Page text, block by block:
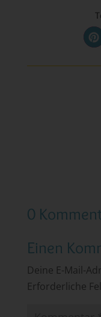
0
Einen
Deine E-Mail-
Erforderliche